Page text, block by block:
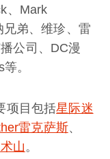
、Mark
弟、维珍、雷
公司、DC漫
。
项目包括星际迷
雷克萨斯、
山。